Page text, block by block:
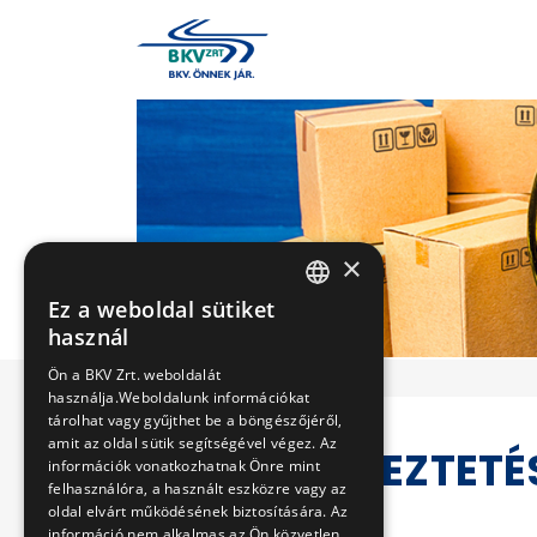
×
Ez a weboldal sütiket
használ
Ön a BKV Zrt. weboldalát
használja.Weboldalunk információkat
tárolhat vagy gyűjthet be a böngészőjéről,
amit az oldal sütik segítségével végez. Az
információk vonatkozhatnak Önre mint
felhasználóra, a használt eszközre vagy az
oldal elvárt működésének biztosítására. Az